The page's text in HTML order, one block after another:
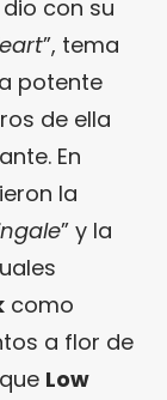
dio con su
”, tema
potente
de ella
En
la
” y la
como
a flor de
Low